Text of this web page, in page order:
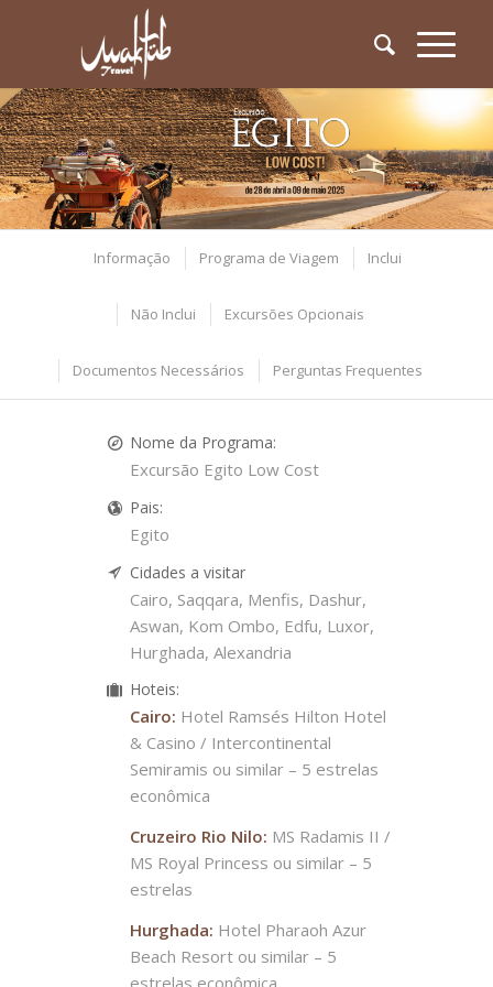
Informação Programa de Viagem Inclui
Não Inclui Excursões Opcionais
Documentos Necessários Perguntas Frequentes
Nome da Programa:
Excursão Egito Low Cost
Pais:
Egito
Cidades a visitar
Cairo, Saqqara, Menfis, Dashur,
Aswan, Kom Ombo, Edfu, Luxor,
Hurghada, Alexandria
Hoteis:
Cairo: Hotel Ramsés Hilton Hotel
& Casino / Intercontinental
Semiramis ou similar – 5 estrelas
econômica
Cruzeiro Rio Nilo: MS Radamis II /
MS Royal Princess ou similar – 5
estrelas
Hurghada: Hotel Pharaoh Azur
Beach Resort ou similar – 5
estrelas econômica